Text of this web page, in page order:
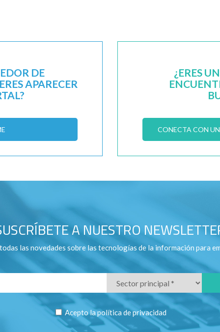
DE
APARECER
¿ERES
CONECTA CON
A NUESTRO
las novedades sobre las tecnologías de la información para
Acepto lapolítica de privacidad